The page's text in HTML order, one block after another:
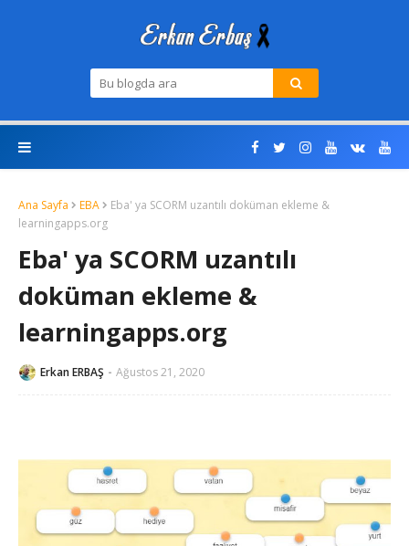
Ana Sayfa EBA
Eba' ya SCORM uzantılı doküman ekleme &
learningapps.org
Eba' ya SCORM uzantılı
doküman ekleme &
learningapps.org
Erkan ERBAŞ Ağustos 21, 2020